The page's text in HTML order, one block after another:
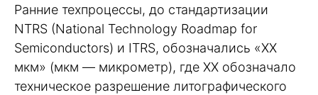
Ранние техпроцессы, до стандартизации
NTRS (National Technology Roadmap for
Semiconductors) и ITRS, обозначались «ХХ
мкм» (мкм — микрометр), где ХХ обозначало
техническое разрешение литографического